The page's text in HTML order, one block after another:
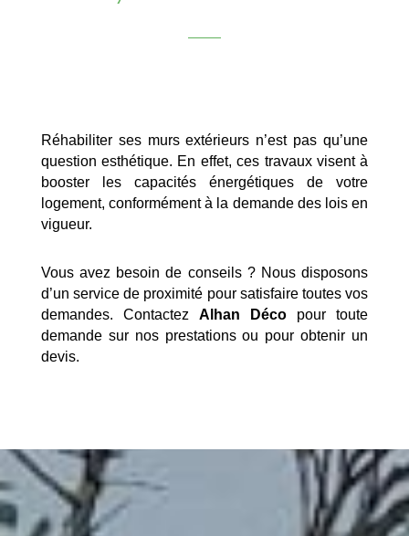
Réhabiliter ses murs extérieurs n’est pas qu’une
question esthétique. En effet, ces travaux visent à
booster les capacités énergétiques de votre
logement, conformément à la demande des lois en
vigueur.
Vous avez besoin de conseils ? Nous disposons
d’un service de proximité pour satisfaire toutes vos
demandes. Contactez Alhan Déco pour toute
demande sur nos prestations ou pour obtenir un
devis.